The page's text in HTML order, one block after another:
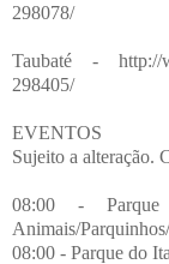
298078/
Taubaté - http://
298405/
EVENTOS
Sujeito a alteração.
08:00 -
Animais/
08:00 - Parque do